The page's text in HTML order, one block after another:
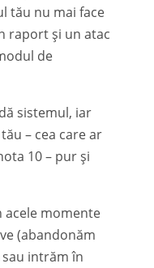
tău nu mai face
raport și un atac
de
sistemul, iar
– cea care ar
10 – pur și
acele momente
(abandonăm
intrăm în